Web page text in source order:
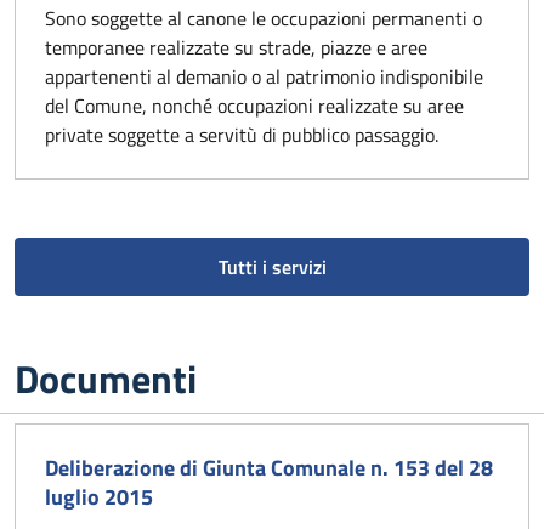
Sono soggette al canone le occupazioni permanenti o
temporanee realizzate su strade, piazze e aree
appartenenti al demanio o al patrimonio indisponibile
del Comune, nonché occupazioni realizzate su aree
private soggette a servitù di pubblico passaggio.
Tutti i servizi
Documenti
Deliberazione di Giunta Comunale n. 153 del 28
luglio 2015